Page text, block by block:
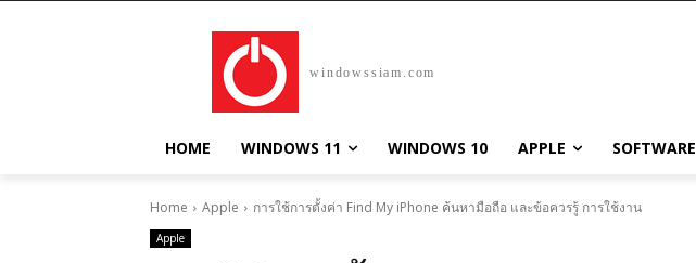
windowssiam.com
HOME WINDOWS 11 WINDOWS 10 APPLE SOFTWARE
Home Apple การใช้การตั้งค่า Find My iPhone ค้นหามือถือ และข้อควรรู้ การใช้งาน
Apple